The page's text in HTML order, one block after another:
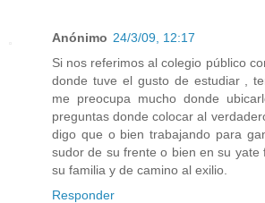
Anónimo 24/3/09, 12:17
Si nos referimos al colegio público
donde tuve el gusto de estudiar ,
me preocupa mucho donde
preguntas donde colocar al
digo que o bien trabajando para
sudor de su frente o bien en su yate
su familia y de camino al exilio.
Responder